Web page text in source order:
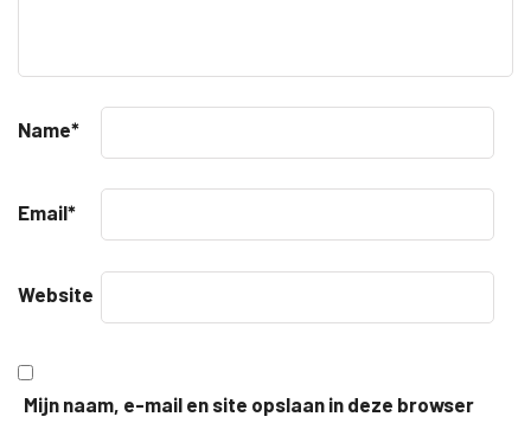
Name*
Email*
Website
Mijn naam, e-mail en site opslaan in deze browser